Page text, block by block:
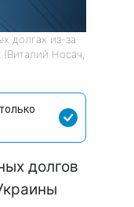
долгах из-за
Носач,
долгов